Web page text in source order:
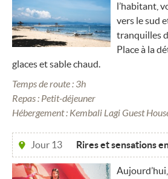
l’habitant,
vers le sud
tranquilles
Place à la
glaces et sable chaud.
Temps de route : 3h
Repas : Petit-déjeuner
Hébergement : Kembali Lagi Guest
Jour 13 Rires et sensations